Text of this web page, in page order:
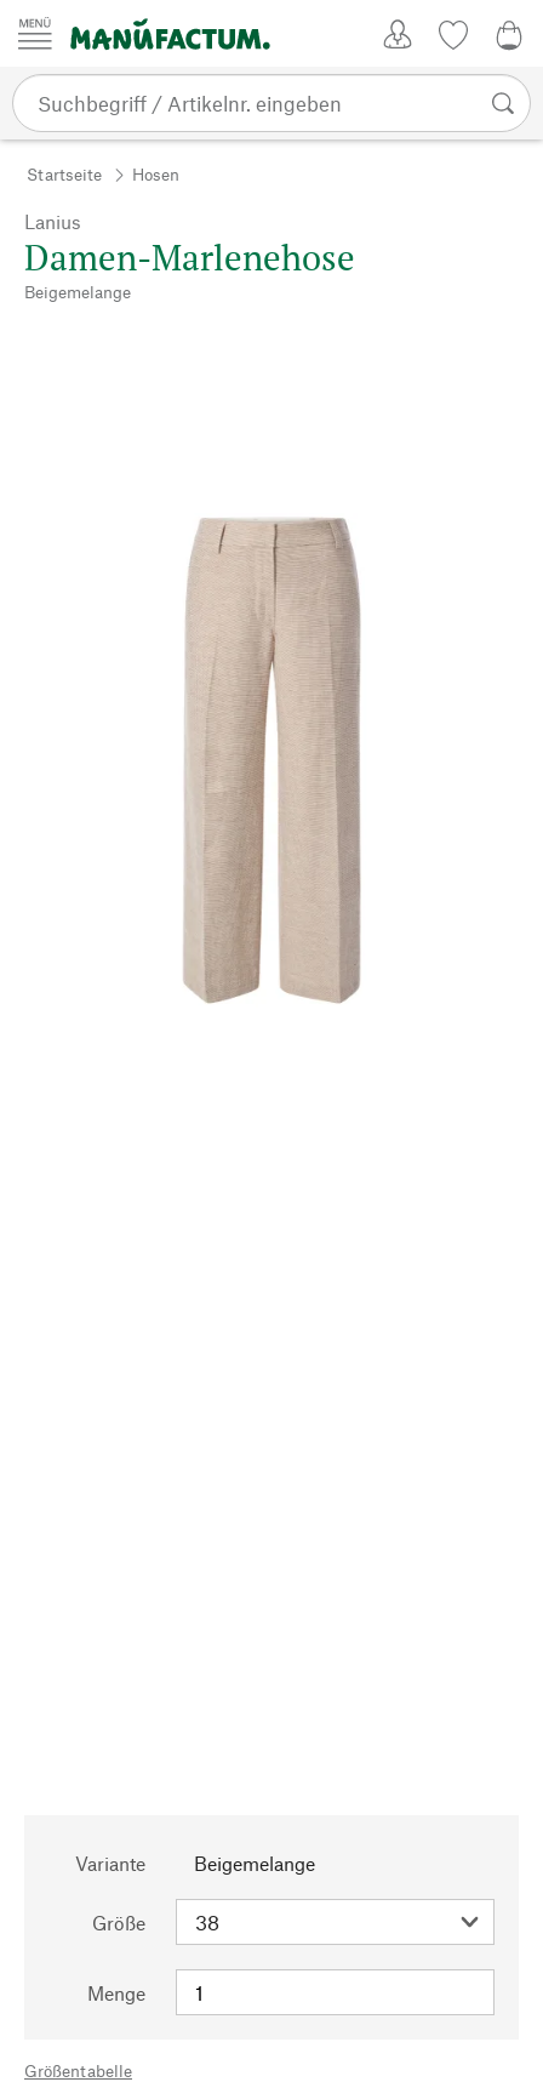
Zum Inhalt springen
Startseite Hosen
Lanius
Damen-Marlenehose
Beigemelange
Variante Beigemelange
Größe
Menge
Größentabelle